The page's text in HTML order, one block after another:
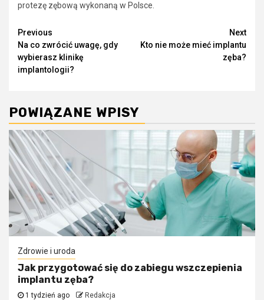
protezę zębową wykonaną w Polsce.
Continue
Reading
Previous
Na co zwrócić uwagę, gdy
wybierasz klinikę
implantologii?
Next
Kto nie może mieć implantu
zęba?
POWIĄZANE WPISY
Zdrowie i uroda
Jak przygotować się do zabiegu wszczepienia
implantu zęba?
1 tydzień ago Redakcja